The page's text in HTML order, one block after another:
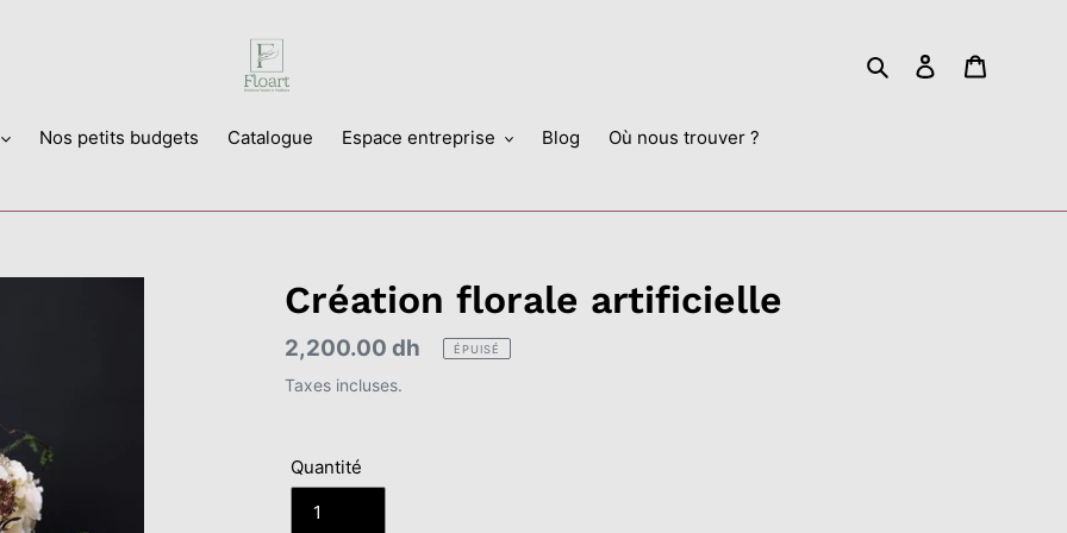
RechercherSe connecter
Nos petits budgets Catalogue Espace entreprise Blog Où nous trouver ?
Création florale artificielle
Prix
normal
2,200.00 dh ÉPUISÉ
Taxes incluses.
Quantité